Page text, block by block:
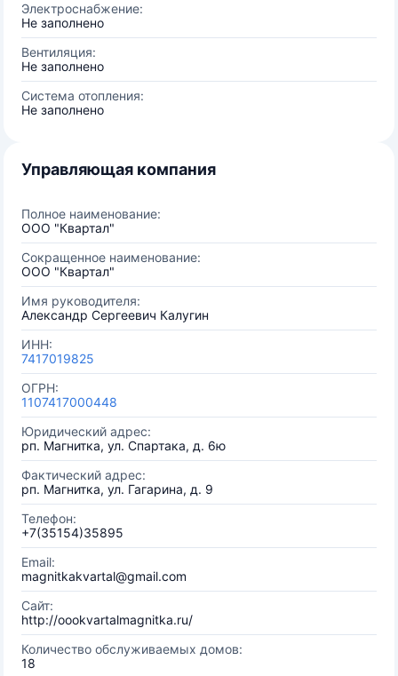
Электроснабжение:
Не заполнено
Вентиляция:
Не заполнено
Система отопления:
Не заполнено
Управляющая компания
Полное наименование:
ООО "Квартал"
Сокращенное наименование:
ООО "Квартал"
Имя руководителя:
Александр Сергеевич Калугин
ИНН:
7417019825
ОГРН:
1107417000448
Юридический адрес:
рп. Магнитка, ул. Спартака, д. 6ю
Фактический адрес:
рп. Магнитка, ул. Гагарина, д. 9
Телефон:
+7(35154)35895
Email:
magnitkakvartal@gmail.com
Сайт:
http://oookvartalmagnitka.ru/
Количество обслуживаемых домов:
18